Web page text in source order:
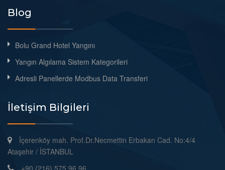
Blog
Bolu Grand Hotel Yangını
Yangın Algılama Sistem Kategorileri
Adresli Panellerde Modbus Data Transferi
İletişim Bilgileri
İçerenköy mah. Prof.Dr.Necmettin Erbakan Cad. No:4/4
Ataşehir / İSTANBUL
+90 (216) 575 96 96